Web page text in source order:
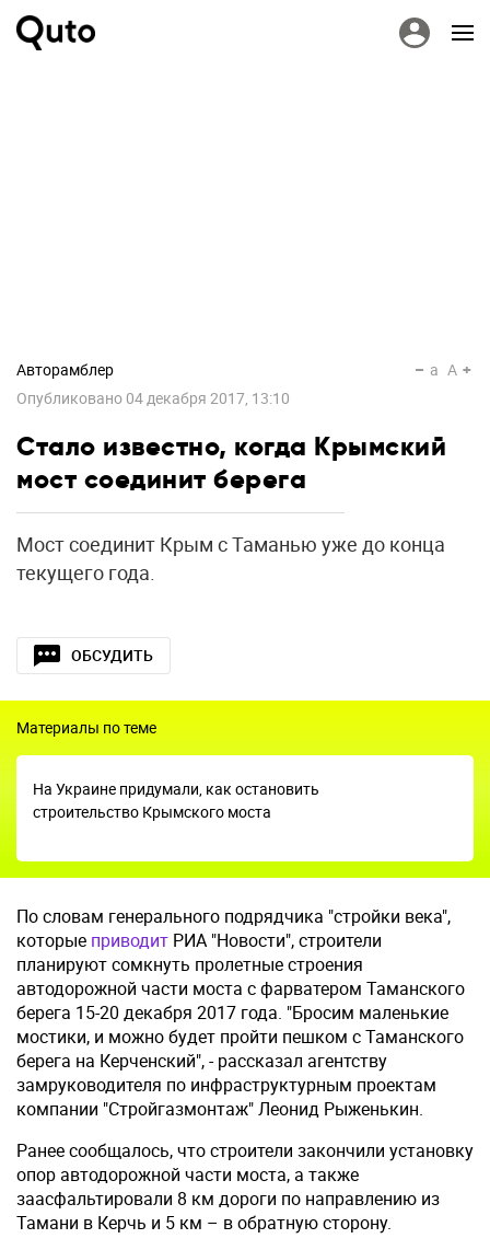
Авторамблер
Опубликовано 04 декабря 2017, 13:10
a A
Стало известно, когда Крымский
мост соединит берега
Мост соединит Крым с Таманью уже до конца
текущего года.
ОБСУДИТЬ
Материалы по теме
На Украине придумали, как остановить
строительство Крымского моста
По словам генерального подрядчика "стройки века",
которые приводит РИА "Новости", строители
планируют сомкнуть пролетные строения
автодорожной части моста с фарватером Таманского
берега 15-20 декабря 2017 года. "Бросим маленькие
мостики, и можно будет пройти пешком с Таманского
берега на Керченский", - рассказал агентству
замруководителя по инфраструктурным проектам
компании "Стройгазмонтаж" Леонид Рыженькин.
Ранее сообщалось, что строители закончили установку
опор автодорожной части моста, а также
заасфальтировали 8 км дороги по направлению из
Тамани в Керчь и 5 км – в обратную сторону.